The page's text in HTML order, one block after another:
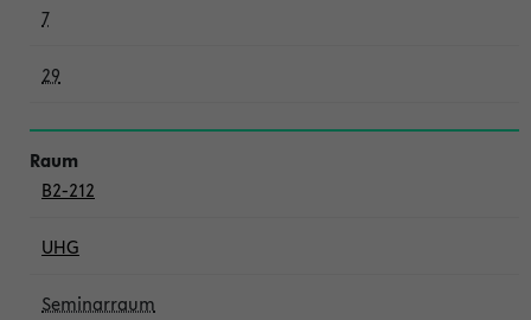
7
29
B2-212
UHG
Seminarraum